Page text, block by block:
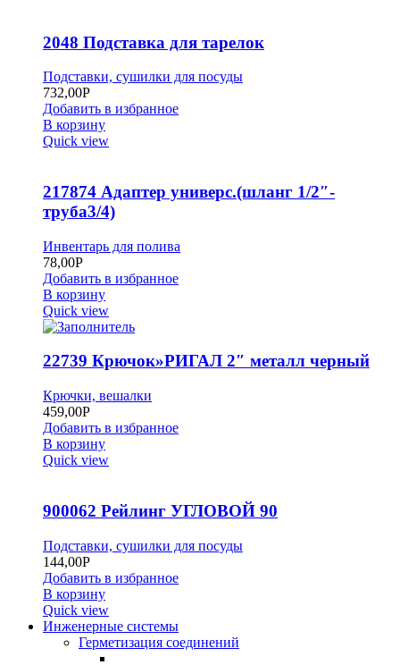
2048 Подставка для тарелок
Подставки, сушилки для посуды
732,00Р
Добавить в избранное
В корзину
Quick view
217874 Адаптер универс.(шланг 1/2″-
труба3/4)
Инвентарь для полива
78,00Р
Добавить в избранное
В корзину
Quick view
22739 Крючок»РИГАЛ 2″ металл черный
Крючки, вешалки
459,00Р
Добавить в избранное
В корзину
Quick view
900062 Рейлинг УГЛОВОЙ 90
Подставки, сушилки для посуды
144,00Р
Добавить в избранное
В корзину
Quick view
Инженерные системы
Герметизация соединений